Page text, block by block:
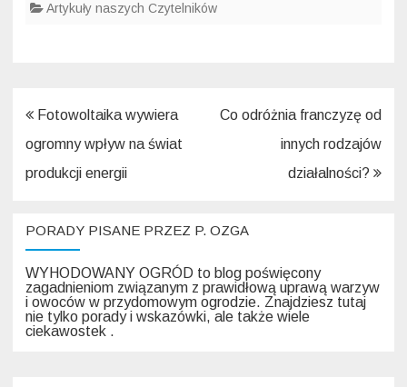
Artykuły naszych Czytelników
Nawigacja
wpisu
Fotowoltaika wywiera
ogromny wpływ na świat
produkcji energii
Co odróżnia franczyzę od
innych rodzajów
działalności?
PORADY PISANE PRZEZ P. OZGA
WYHODOWANY OGRÓD to blog poświęcony
zagadnieniom związanym z prawidłową uprawą warzyw
i owoców w przydomowym ogrodzie. Znajdziesz tutaj
nie tylko porady i wskazówki, ale także wiele
ciekawostek .